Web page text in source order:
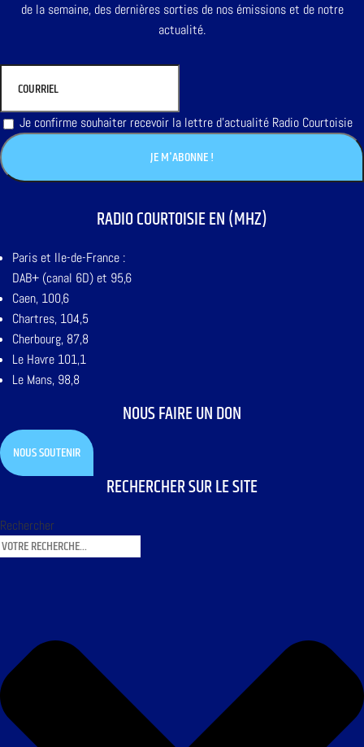
de la semaine, des dernières sorties de nos émissions et de notre
actualité.
Je confirme souhaiter recevoir la lettre d'actualité Radio Courtoisie
RADIO COURTOISIE EN (MHZ)
Paris et Ile-de-France :
DAB+ (canal 6D) et 95,6
Caen, 100,6
Chartres, 104,5
Cherbourg, 87,8
Le Havre 101,1
Le Mans, 98,8
NOUS FAIRE UN DON
NOUS SOUTENIR
RECHERCHER SUR LE SITE
Rechercher